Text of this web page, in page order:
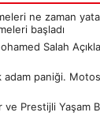
ne zaman
başladı
Salah
adam paniği.
Prestijli Yaşam